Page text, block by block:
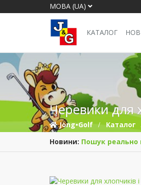
МОВА (UA)
КАТАЛОГ
Черевики для
Jong•Golf Каталог
Новини: Пошук реально